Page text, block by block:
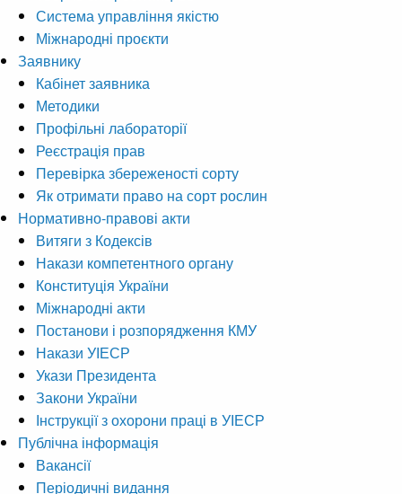
Система управління якістю
Міжнародні проєкти
Заявнику
Кабінет заявника
Методики
Профільні лабораторії
Реєстрація прав
Перевірка збереженості сорту
Як отримати право на сорт рослин
Нормативно-правові акти
Витяги з Кодексів
Накази компетентного органу
Конституція України
Міжнародні акти
Постанови і розпорядження КМУ
Накази УІЕСР
Укази Президента
Закони України
Інструкції з охорони праці в УІЕСР
Публічна інформація
Вакансії
Періодичні видання